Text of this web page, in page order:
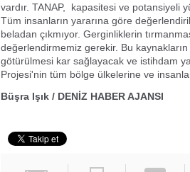
vardır. TANAP, kapasitesi ve potansiyeli
Tüm insanların yararına göre
beladan çıkmıyor. Gerginliklerin
değerlendirmemiz gerekir. Bu
götürülmesi kar sağlayacak ve istihdam
Projesi'nin tüm bölge ülkelerine ve
Büşra Işık / DENİZ HABER AJANSI